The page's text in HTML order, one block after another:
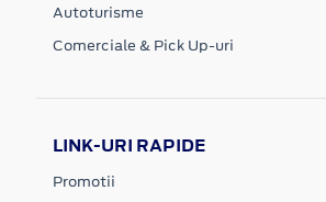
Autoturisme
Comerciale & Pick Up-uri
LINK-URI RAPIDE
Promotii